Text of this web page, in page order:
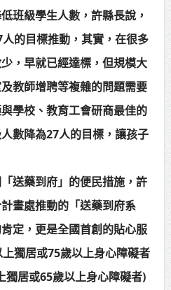
班級學生人數，許縣長說，
的目標推動，其實，在很多
，早就已經達標，但規模大
教師增聘等複雜的問題需要
學校、教育工會研商最佳的
數降為27人的目標，讓孩子
送藥到府」的便民措施，許
畫處推動的「送藥到府系
定，更是全國首創的貼心服
獨居或75歲以上身心障礙者
獨居或65歲以上身心障礙者)